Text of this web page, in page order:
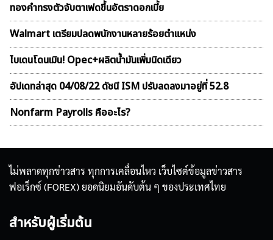
ทองคำทรงตัวจับตาเฟดขึ้นอัตราดอกเบี้ย
Walmart เตรียมปลดพนักงานหลายร้อยตำแหน่ง
ไบเดนโดนเมิน! Opec+ผลิตน้ำมันเพิ่มนิดเดียว
อัปเดทล่าสุด 04/08/22 ดัชนี ISM ปรับลดลงมาอยู่ที่ 52.8
Nonfarm Payrolls คืออะไร?
ไม่พลาดทุกข่าวสาร ทุกการเคลื่อนไหว เว็บไซต์ข้อมูลข่าวสาร
ฟอเร็กซ์ (FOREX) ยอดนิยมอันดับต้น ๆ ของประเทศไทย
สำหรับผู้เริ่มต้น